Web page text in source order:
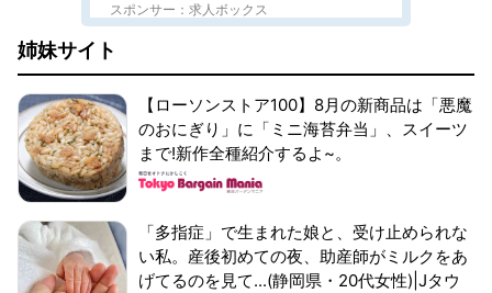
スポンサー：求人ボックス
姉妹サイト
【ローソンストア100】8月の新商品は「悪魔
のおにぎり」に「ミニ海苔弁当」、スイーツ
まで!新作全種紹介するよ~。
「多指症」で生まれた娘と、受け止められな
い私。産後初めての夜、助産師がミルクをあ
げてるのを見て...(静岡県・20代女性)|Jタウ